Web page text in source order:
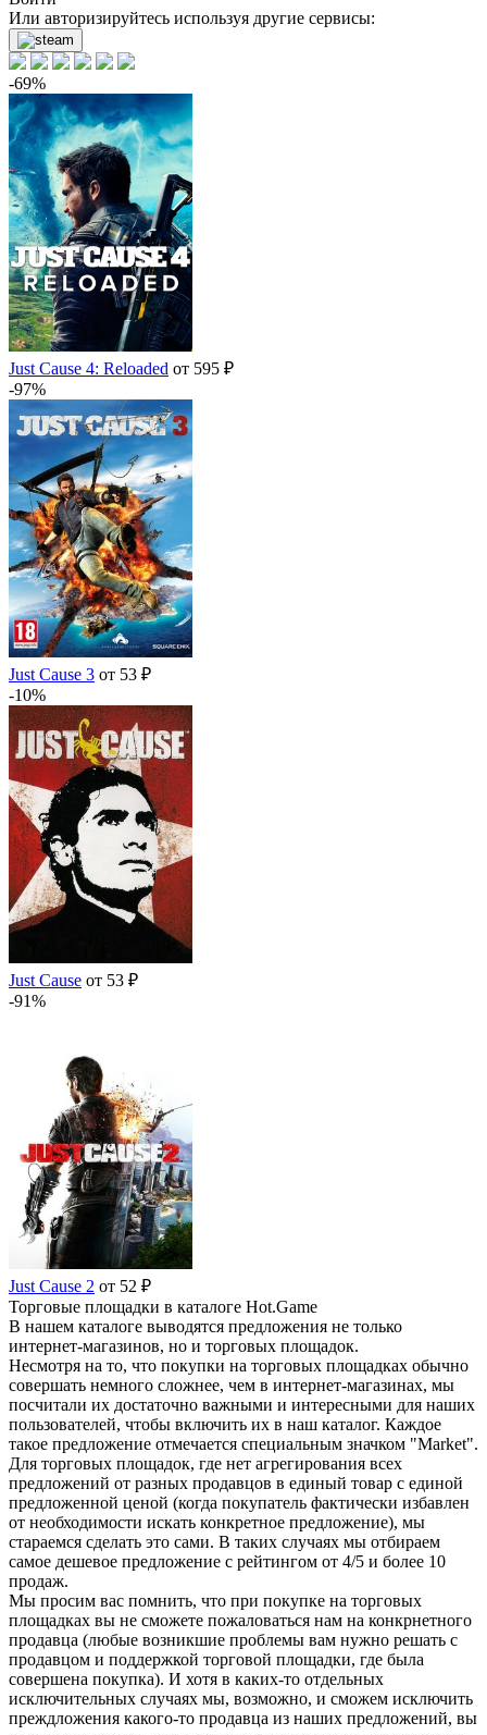
Или авторизируйтесь используя другие сервисы:
-69%
Just Cause 4: Reloaded от 595 ₽
-97%
Just Cause 3 от 53 ₽
-10%
Just Cause от 53 ₽
-91%
Just Cause 2 от 52 ₽
Торговые площадки в каталоге Hot.Game
В нашем каталоге выводятся предложения не только
интернет-магазинов, но и торговых площадок.
Несмотря на то, что покупки на торговых площадках обычно
совершать немного сложнее, чем в интернет-магазинах, мы
посчитали их достаточно важными и интересными для наших
пользователей, чтобы включить их в наш каталог. Каждое
такое предложение отмечается специальным значком "Market".
Для торговых площадок, где нет агрегирования всех
предложений от разных продавцов в единый товар с единой
предложенной ценой (когда покупатель фактически избавлен
от необходимости искать конкретное предложение), мы
стараемся сделать это сами. В таких случаях мы отбираем
самое дешевое предложение с рейтингом от 4/5 и более 10
продаж.
Мы просим вас помнить, что при покупке на торговых
площадках вы не сможете пожаловаться нам на конкрнетного
продавца (любые возникшие проблемы вам нужно решать с
продавцом и поддержкой торговой площадки, где была
совершена покупка). И хотя в каких-то отдельных
исключительных случаях мы, возможно, и сможем исключить
преждложения какого-то продавца из наших предложений, вы